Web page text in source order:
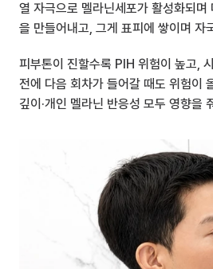
열 자극으로 멜라닌세포가 활성화되
을 만들어내고, 그게 표피에 쌓이며 자
피부톤이 진할수록 PIH 위험이 높고,
전에 다음 회차가 들어갈 때도 위험이
깊이·개인 멜라닌 반응성 모두 영향을